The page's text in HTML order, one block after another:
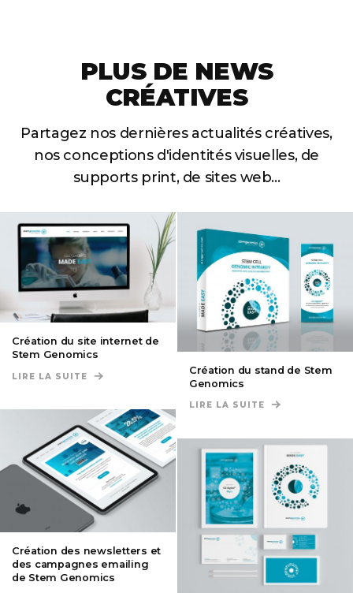
PLUS DE NEWS
CRÉATIVES
Partagez nos dernières actualités créatives,
nos conceptionsd'identités visuelles, de
supports print, de sites web...
Création du site internet de
Stem Genomics
LIRE LA SUITE DE CRÉATION DU SITE INTERNET DE STEM
Création des newsletters et
des campagnes emailing
de Stem Genomics
Création du stand de Stem
Genomics
LIRE LA SUITE DE CRÉATION